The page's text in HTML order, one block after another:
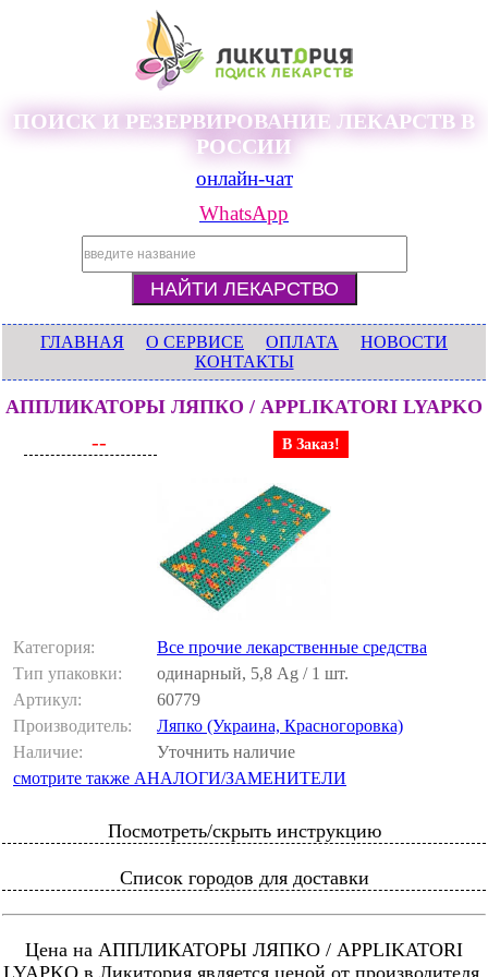
ПОИСК И РЕЗЕРВИРОВАНИЕ ЛЕКАРСТВ В
РОССИИ
онлайн-чат
WhatsApp
ГЛАВНАЯ О СЕРВИСЕ ОПЛАТА
НОВОСТИ
КОНТАКТЫ
АППЛИКАТОРЫ ЛЯПКО / APPLIKATORI LYAPKO
-- В Заказ!
Категория:
Все прочие лекарственные средства
Тип упаковки:
одинарный, 5,8 Ag / 1 шт.
Артикул:
60779
Производитель:
Ляпко (Украина, Красногоровка)
Наличие:
Уточнить наличие
смотрите также АНАЛОГИ/ЗАМЕНИТЕЛИ
Посмотреть/скрыть инструкцию
Список городов для доставки
Цена на АППЛИКАТОРЫ ЛЯПКО / APPLIKATORI
LYAPKO в Ликитория является ценой от производителя.